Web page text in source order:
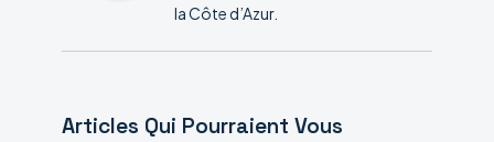
la Côte d’Azur.
Articles Qui Pourraient Vous